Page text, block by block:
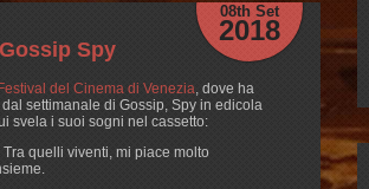
08th Set
2018
Spy
del Cinema di Venezia, dove ha
dal settimanale di Gossip, Spy in edicola
svela i suoi sogni nel cassetto:
quelli viventi, mi piace molto